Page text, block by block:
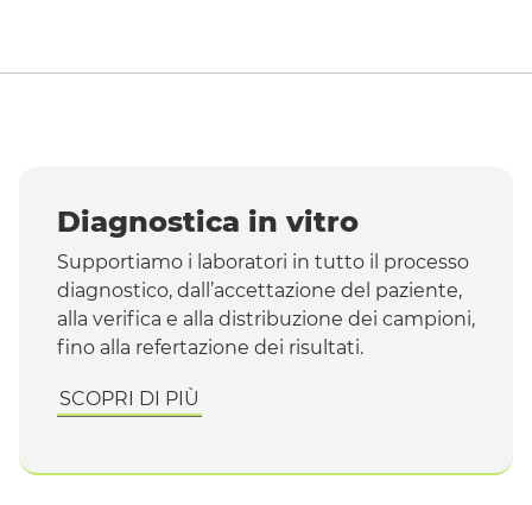
Diagnostica in vitro
Supportiamo i laboratori in tutto il processo
diagnostico, dall’accettazione del paziente,
alla verifica e alla distribuzione dei campioni,
fino alla refertazione dei risultati.
SCOPRI DI PIÙ